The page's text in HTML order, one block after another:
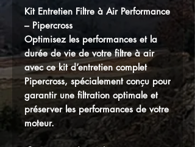
Kit Entretien Filtre à Air Performance
– Pipercross
Optimisez les performances et la
durée de vie de votre filtre à air
avec ce kit d’entretien complet
Pipercross, spécialement conçu pour
garantir une filtration optimale et
préserver les performances de votre
moteur.